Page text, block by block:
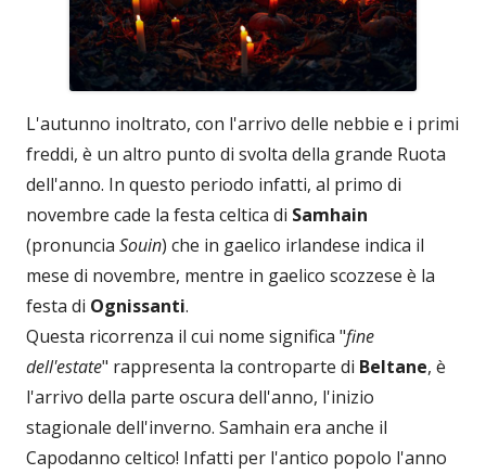
L'autunno inoltrato, con l'arrivo delle nebbie e i primi
freddi, è un altro punto di svolta della grande Ruota
dell'anno. In questo periodo infatti, al primo di
novembre cade la festa celtica di Samhain
(pronuncia Souin) che in gaelico irlandese indica il
mese di novembre, mentre in gaelico scozzese è la
festa di Ognissanti.
Questa ricorrenza il cui nome significa "fine
dell'estate" rappresenta la controparte di Beltane, è
l'arrivo della parte oscura dell'anno, l'inizio
stagionale dell'inverno. Samhain era anche il
Capodanno celtico! Infatti per l'antico popolo l'anno